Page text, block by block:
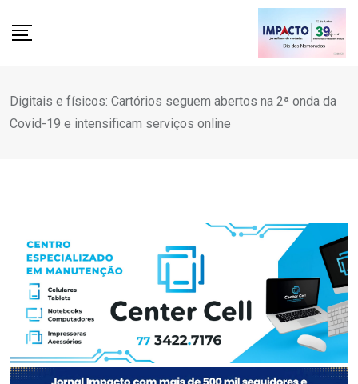
Digitais e físicos: Cartórios seguem abertos na 2ª onda da
Covid-19 e intensificam serviços online